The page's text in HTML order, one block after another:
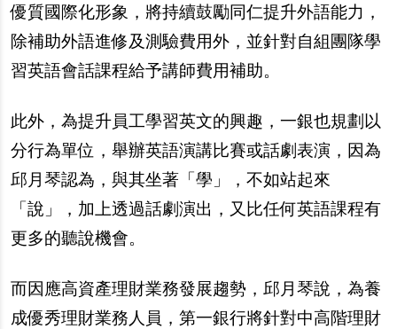
優質國際化形象，將持續鼓勵同仁提升外語能力，
除補助外語進修及測驗費用外，並針對自組團隊學
習英語會話課程給予講師費用補助。
此外，為提升員工學習英文的興趣，一銀也規劃以
分行為單位，舉辦英語演講比賽或話劇表演，因為
邱月琴認為，與其坐著「學」，不如站起來
「說」，加上透過話劇演出，又比任何英語課程有
更多的聽說機會。
而因應高資產理財業務發展趨勢，邱月琴說，為養
成優秀理財業務人員，第一銀行將針對中高階理財